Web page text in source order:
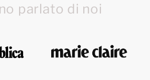
parlato di noi